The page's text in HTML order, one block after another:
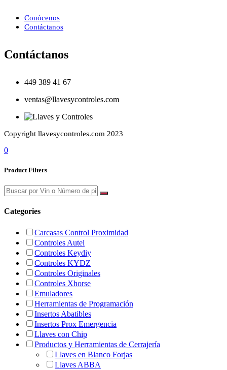
Conócenos
Contáctanos
Contáctanos
449 389 41 67
ventas@llavesycontroles.com
Copyright llavesycontroles.com 2023
0
Product Filters
Categories
Carcasas Control Proximidad
Controles Autel
Controles Keydiy
Controles KYDZ
Controles Originales
Controles Xhorse
Emuladores
Herramientas de Programación
Insertos Abatibles
Insertos Prox Emergencia
Llaves con Chip
Productos y Herramientas de Cerrajería
Llaves en Blanco Forjas
Llaves ABBA